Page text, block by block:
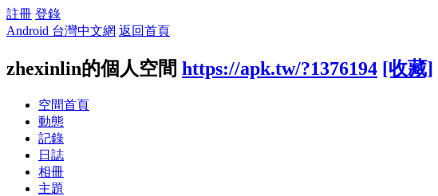
註冊 登錄
Android 台灣中文網 返回首頁
zhexinlin的個人空間 https://apk.tw/?1376194 [收藏]
空間首頁
動態
記錄
日誌
相冊
主題